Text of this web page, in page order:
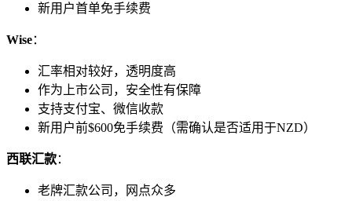
新用户首单免手续费
Wise：
汇率相对较好，透明度高
作为上市公司，安全性有保障
支持支付宝、微信收款
新用户前$600免手续费（需确认是否适用于NZD）
西联汇款：
老牌汇款公司，网点众多